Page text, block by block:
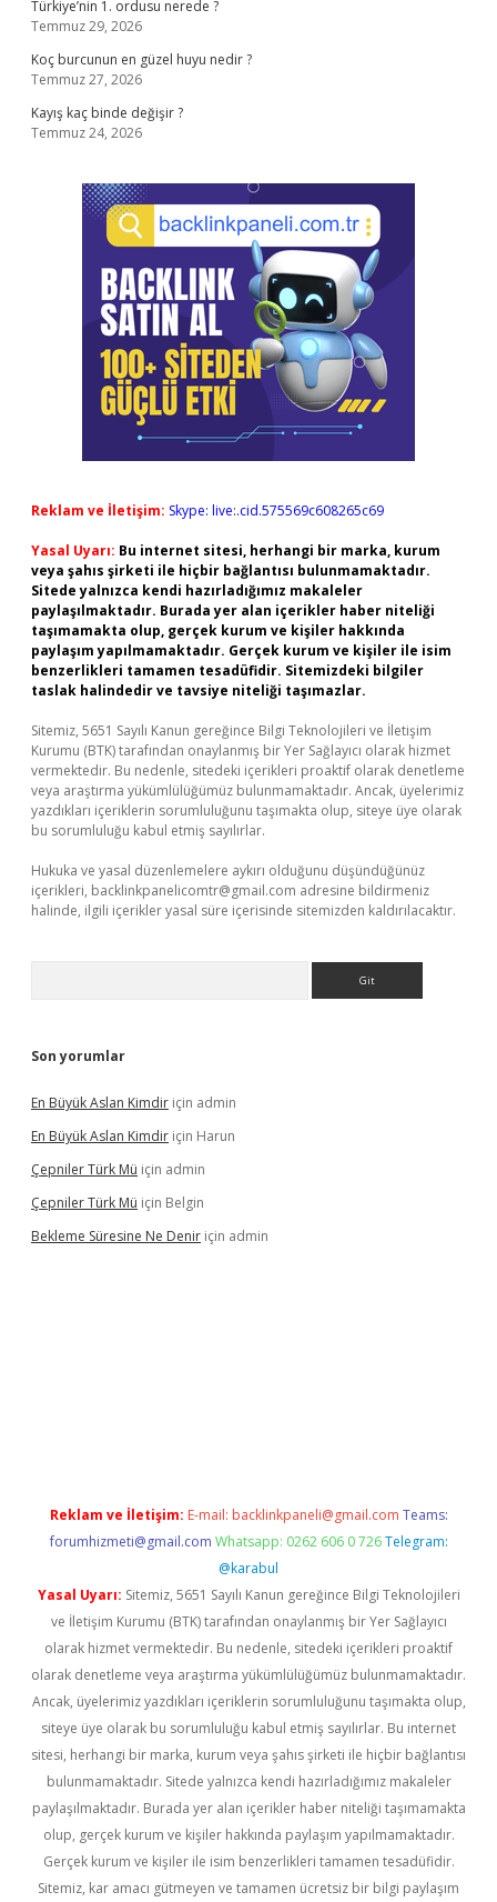
Türkiye’nin 1. ordusu nerede ?
Temmuz 29, 2026
Koç burcunun en güzel huyu nedir ?
Temmuz 27, 2026
Kayış kaç binde değişir ?
Temmuz 24, 2026
Reklam ve İletişim: Skype: live:.cid.575569c608265c69
Yasal Uyarı: Bu internet sitesi, herhangi bir marka, kurum
veya şahıs şirketi ile hiçbir bağlantısı bulunmamaktadır.
Sitede yalnızca kendi hazırladığımız makaleler
paylaşılmaktadır. Burada yer alan içerikler haber niteliği
taşımamakta olup, gerçek kurum ve kişiler hakkında
paylaşım yapılmamaktadır. Gerçek kurum ve kişiler ile isim
benzerlikleri tamamen tesadüfidir. Sitemizdeki bilgiler
taslak halindedir ve tavsiye niteliği taşımazlar.
Sitemiz, 5651 Sayılı Kanun gereğince Bilgi Teknolojileri ve İletişim
Kurumu (BTK) tarafından onaylanmış bir Yer Sağlayıcı olarak hizmet
vermektedir. Bu nedenle, sitedeki içerikleri proaktif olarak denetleme
veya araştırma yükümlülüğümüz bulunmamaktadır. Ancak, üyelerimiz
yazdıkları içeriklerin sorumluluğunu taşımakta olup, siteye üye olarak
bu sorumluluğu kabul etmiş sayılırlar.
Hukuka ve yasal düzenlemelere aykırı olduğunu düşündüğünüz
içerikleri, backlinkpanelicomtr@gmail.com adresine bildirmeniz
halinde, ilgili içerikler yasal süre içerisinde sitemizden kaldırılacaktır.
Son yorumlar
En Büyük Aslan Kimdir için admin
En Büyük Aslan Kimdir için Harun
Çepniler Türk Mü için admin
Çepniler Türk Mü için Belgin
Bekleme Süresine Ne Denir için admin
Reklam ve İletişim: E-mail: backlinkpaneli@gmail.com Teams:
forumhizmeti@gmail.com Whatsapp: 0262 606 0 726 Telegram:
@karabul
Yasal Uyarı: Sitemiz, 5651 Sayılı Kanun gereğince Bilgi Teknolojileri
ve İletişim Kurumu (BTK) tarafından onaylanmış bir Yer Sağlayıcı
olarak hizmet vermektedir. Bu nedenle, sitedeki içerikleri proaktif
olarak denetleme veya araştırma yükümlülüğümüz bulunmamaktadır.
Ancak, üyelerimiz yazdıkları içeriklerin sorumluluğunu taşımakta olup,
siteye üye olarak bu sorumluluğu kabul etmiş sayılırlar. Bu internet
sitesi, herhangi bir marka, kurum veya şahıs şirketi ile hiçbir bağlantısı
bulunmamaktadır. Sitede yalnızca kendi hazırladığımız makaleler
paylaşılmaktadır. Burada yer alan içerikler haber niteliği taşımamakta
olup, gerçek kurum ve kişiler hakkında paylaşım yapılmamaktadır.
Gerçek kurum ve kişiler ile isim benzerlikleri tamamen tesadüfidir.
Sitemiz, kar amacı gütmeyen ve tamamen ücretsiz bir bilgi paylaşım